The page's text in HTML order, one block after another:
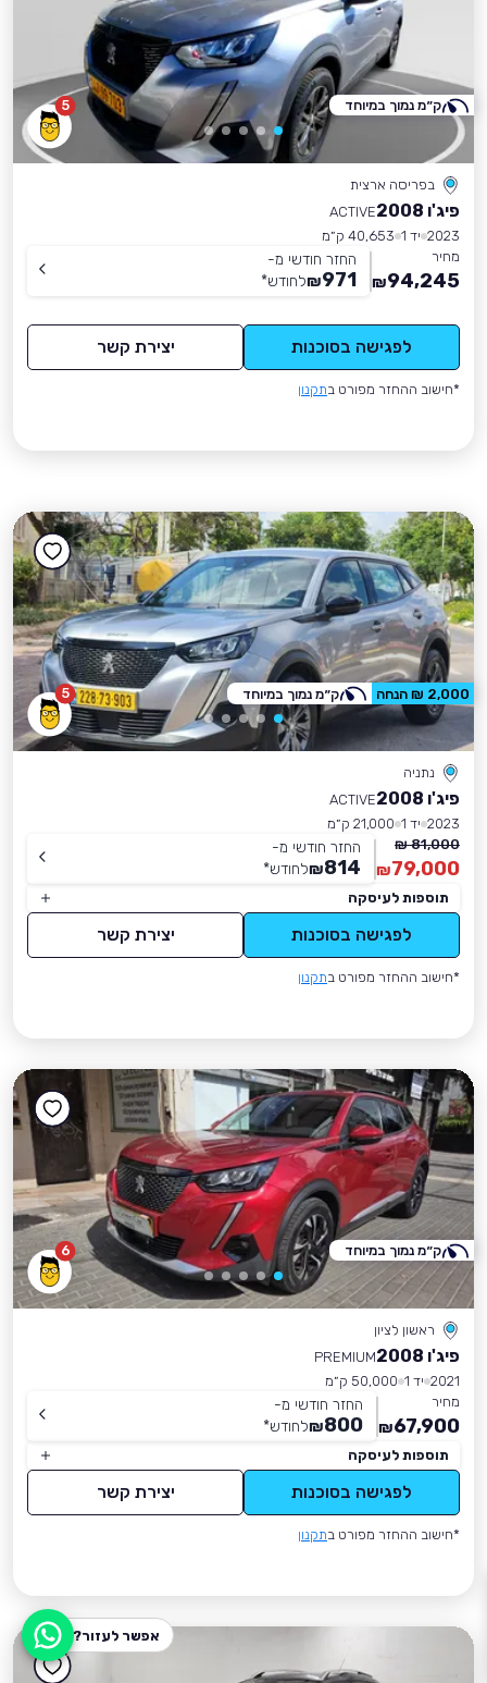
5
בפריסה ארצית
פיג'ו 2008
ACTIVE
2023 יד 1
40,653 ק״מ
מחיר
94,245
₪
החזר חודשי מ-
971
₪לחודש*
לפגישה בסוכנות יצירת קשר
*חישוב ההחזר מפורט בתקנון
ק״מ נמוך במיוחד
5
נתניה
פיג'ו 2008
ACTIVE
2023 יד 1
21,000 ק״מ
81,000 ₪
79,000
₪
החזר חודשי מ-
814
₪לחודש*
תוספות לעיסקה
לפגישה בסוכנות יצירת קשר
*חישוב ההחזר מפורט בתקנון
2,000 ₪ הנחה ק״מ נמוך במיוחד
6
ראשון לציון
פיג'ו 2008
PREMIUM
2021 יד 1
50,000 ק״מ
מחיר
67,900
₪
החזר חודשי מ-
800
₪לחודש*
תוספות לעיסקה
לפגישה בסוכנות יצירת קשר
*חישוב ההחזר מפורט בתקנון
ק״מ נמוך במיוחד
אפשר לעזור?